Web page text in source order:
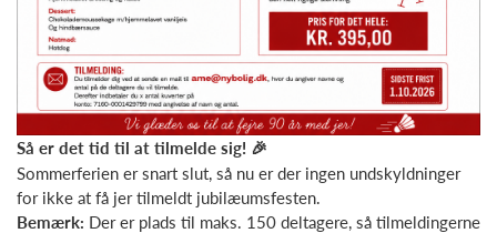
Så er det tid til at tilmelde sig! 🎉
Sommerferien er snart slut, så nu er der ingen undskyldninger
for ikke at få jer tilmeldt jubilæumsfesten.
Bemærk: Der er plads til maks. 150 deltagere, så tilmeldingerne